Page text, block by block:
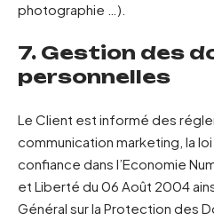
photographie …).
7. Gestion des
personnelles
Le Client est informé des
communication marketing, la loi
confiance dans l’Economie
et Liberté du 06 Août 2004
Général sur la Protection des